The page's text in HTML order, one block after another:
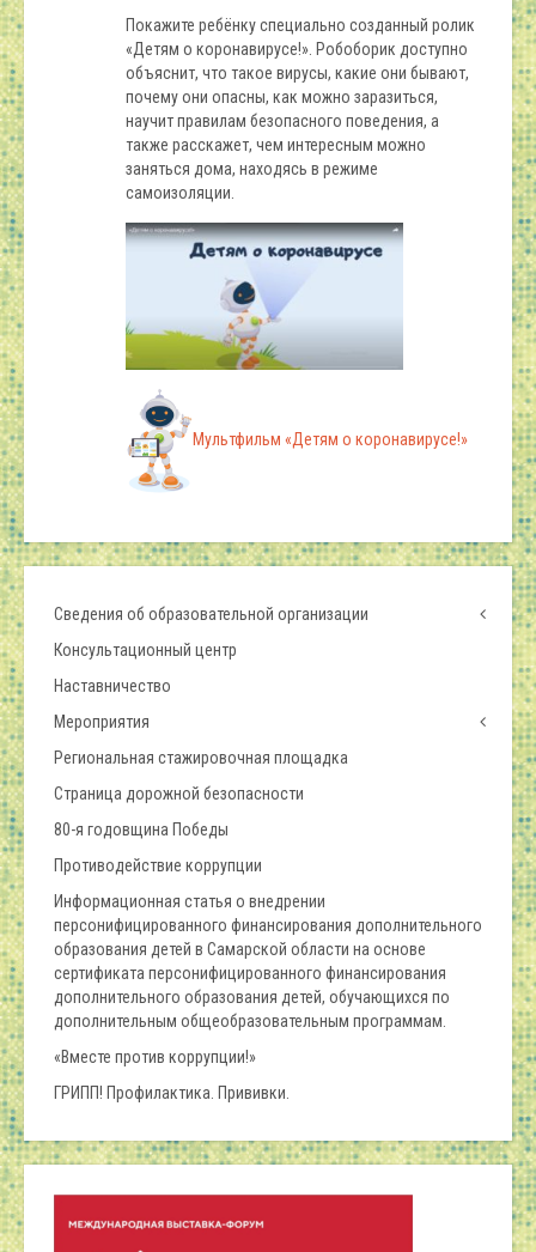
Покажите ребёнку специально созданный ролик
«Детям о коронавирусе!». Робоборик доступно
объяснит, что такое вирусы, какие они бывают,
почему они опасны, как можно заразиться,
научит правилам безопасного поведения, а
также расскажет, чем интересным можно
заняться дома, находясь в режиме
самоизоляции.
Мультфильм «Детям о коронавирусе!»
Сведения об образовательной организации
Консультационный центр
Наставничество
Мероприятия
Региональная стажировочная площадка
Страница дорожной безопасности
80-я годовщина Победы
Противодействие коррупции
Информационная статья о внедрении
персонифицированного финансирования дополнительного
образования детей в Самарской области на основе
сертификата персонифицированного финансирования
дополнительного образования детей, обучающихся по
дополнительным общеобразовательным программам.
«Вместе против коррупции!»
ГРИПП! Профилактика. Прививки.